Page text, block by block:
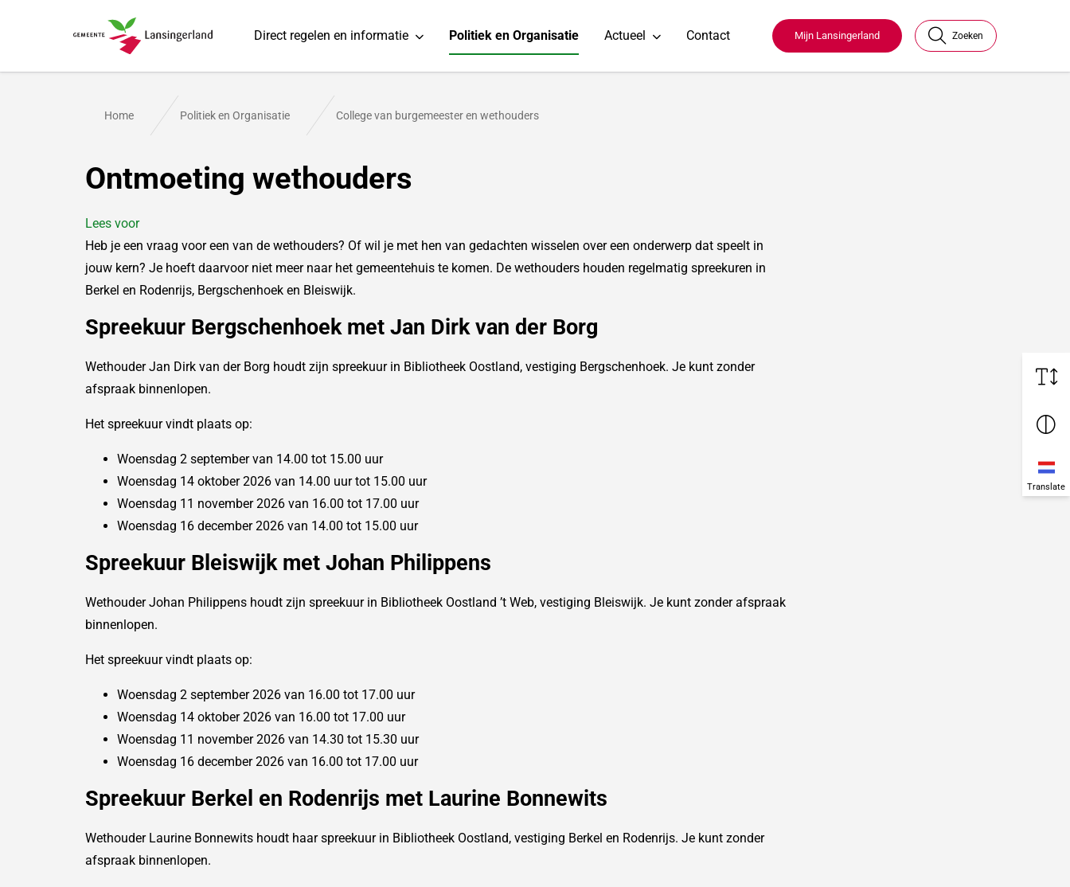
Direct regelen en informatie Politiek en Organisatie Actueel Contact Mijn Lansingerland Zoeken
Translate
Home Politiek en Organisatie College van burgemeester en wethouders
Ontmoeting wethouders
Lees voor
Heb je een vraag voor een van de wethouders? Of wil je met hen van gedachten wisselen over een onderwerp dat speelt in
jouw kern? Je hoeft daarvoor niet meer naar het gemeentehuis te komen. De wethouders houden regelmatig spreekuren in
Berkel en Rodenrijs, Bergschenhoek en Bleiswijk.
Spreekuur Bergschenhoek met Jan Dirk van der Borg
Wethouder Jan Dirk van der Borg houdt zijn spreekuur in Bibliotheek Oostland, vestiging Bergschenhoek. Je kunt zonder
afspraak binnenlopen.
Het spreekuur vindt plaats op:
Woensdag 2 september van 14.00 tot 15.00 uur
Woensdag 14 oktober 2026 van 14.00 uur tot 15.00 uur
Woensdag 11 november 2026 van 16.00 tot 17.00 uur
Woensdag 16 december 2026 van 14.00 tot 15.00 uur
Spreekuur Bleiswijk met Johan Philippens
Wethouder Johan Philippens houdt zijn spreekuur in Bibliotheek Oostland ’t Web, vestiging Bleiswijk. Je kunt zonder afspraak
binnenlopen.
Het spreekuur vindt plaats op:
Woensdag 2 september 2026 van 16.00 tot 17.00 uur
Woensdag 14 oktober 2026 van 16.00 tot 17.00 uur
Woensdag 11 november 2026 van 14.30 tot 15.30 uur
Woensdag 16 december 2026 van 16.00 tot 17.00 uur
Spreekuur Berkel en Rodenrijs met Laurine Bonnewits
Wethouder Laurine Bonnewits houdt haar spreekuur in Bibliotheek Oostland, vestiging Berkel en Rodenrijs. Je kunt zonder
afspraak binnenlopen.